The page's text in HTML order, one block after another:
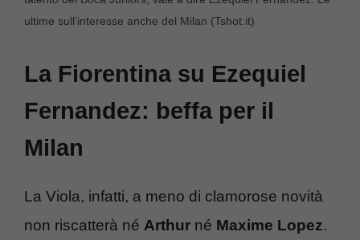
ultime sull’interesse anche del Milan (Tshot.it)
La Fiorentina su Ezequiel
Fernandez: beffa per il
Milan
La Viola, infatti, a meno di clamorose novità
non riscatterà né Arthur né Maxime Lopez.